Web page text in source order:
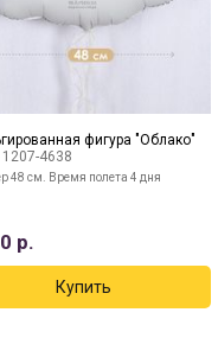
фигура "Облако"
1207-4638
48 см. Время полета 4 дня
р.